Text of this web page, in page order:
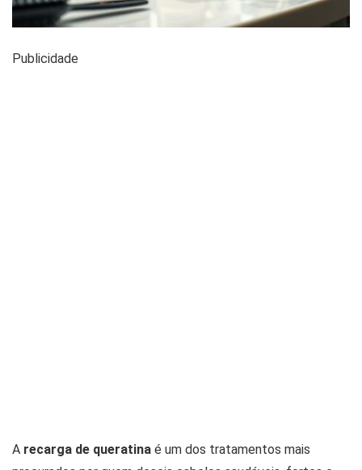
Publicidade
A recarga de queratina é um dos tratamentos mais